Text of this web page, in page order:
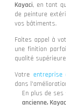
Kayaci, en tant
de peinture
vos bâtiments.
Faites appel à
une finition
qualité
Votre entreprise
dans
En plus de ses
ancienne,